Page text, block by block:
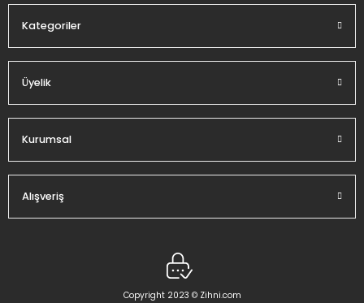
Kategoriler
Üyelik
Kurumsal
Alışveriş
Copyright 2023 © Zihni.com